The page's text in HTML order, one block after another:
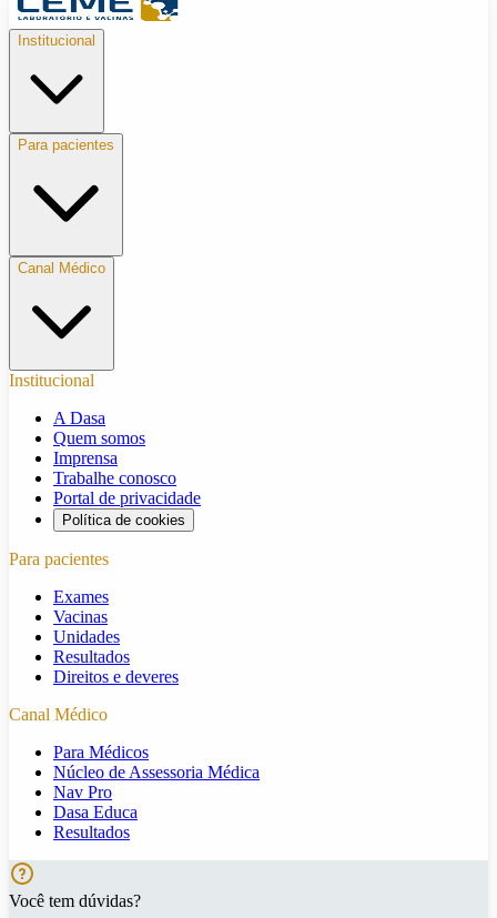
Institucional
Para pacientes
Canal Médico
Institucional
A Dasa
Quem somos
Imprensa
Trabalhe conosco
Portal de privacidade
Política de cookies
Para pacientes
Exames
Vacinas
Unidades
Resultados
Direitos e deveres
Canal Médico
Para Médicos
Núcleo de Assessoria Médica
Nav Pro
Dasa Educa
Resultados
Você tem dúvidas?